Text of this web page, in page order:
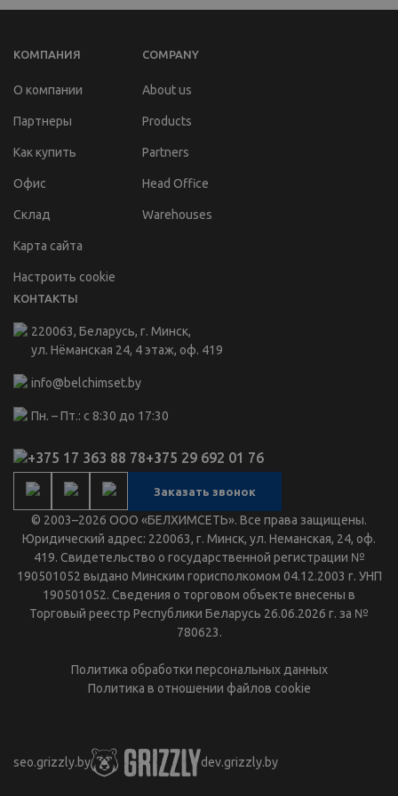
КОМПАНИЯ
О компании
Партнеры
Как купить
Офис
Склад
Карта сайта
Настроить cookie
COMPANY
About us
Products
Partners
Head Office
Warehouses
КОНТАКТЫ
220063, Беларусь, г. Минск,
ул. Нёманская 24, 4 этаж, оф. 419
info@belchimset.by
Пн. – Пт.: с 8:30 до 17:30
+375 17 363 88 78+375 29 692 01 76
Заказать звонок
© 2003–2026 ООО «БЕЛХИМСЕТЬ». Все права защищены.
Юридический адрес: 220063, г. Минск, ул. Неманская, 24, оф.
419. Свидетельство о государственной регистрации №
190501052 выдано Минским горисполкомом 04.12.2003 г. УНП
190501052. Сведения о торговом объекте внесены в
Торговый реестр Республики Беларусь 26.06.2026 г. за №
780623.
Политика обработки персональных данных
Политика в отношении файлов cookie
seo.grizzly.by dev.grizzly.by